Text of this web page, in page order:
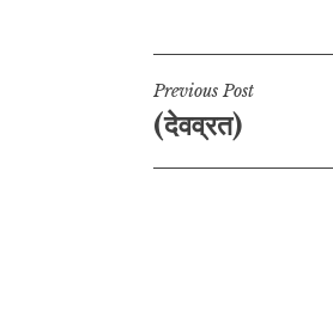
Post
navigation
Previous Post
(देवव्रत)